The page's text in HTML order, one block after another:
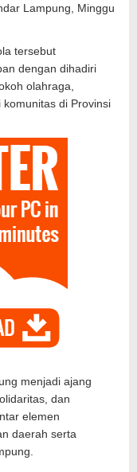
Lampung, Minggu
tersebut
dengan dihadiri
olahraga,
di Provinsi
menjadi ajang
dan
elemen
daerah serta